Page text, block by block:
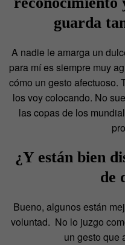
guarda
A nadie le amarga un
para mí es siempre muy
cómo un gesto afectuoso.
los voy colocando. No
las copas de los
¿Y están bien
de
Bueno, algunos están
voluntad. No lo juzgo
un gesto que